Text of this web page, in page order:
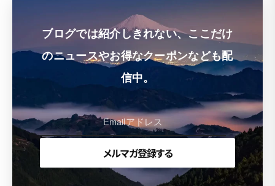
ブログでは紹介しきれない、ここだけ
のニュースやお得なクーポンなども配
信中。